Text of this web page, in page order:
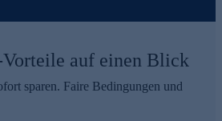
auf einen Blick
sparen. Faire Bedingungen und